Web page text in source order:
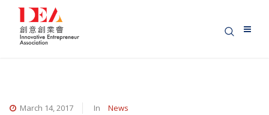
March 14, 2017 In News